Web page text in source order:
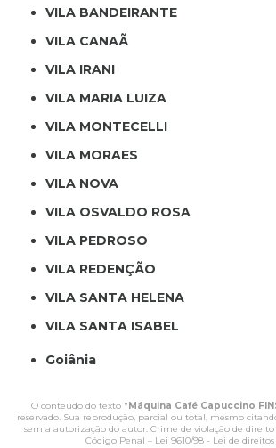
VILA BANDEIRANTE
VILA CANAÃ
VILA IRANI
VILA MARIA LUIZA
VILA MONTECELLI
VILA MORAES
VILA NOVA
VILA OSVALDO ROSA
VILA PEDROSO
VILA REDENÇÃO
VILA SANTA HELENA
VILA SANTA ISABEL
Goiânia
O conteúdo do texto " Máquina Café Capuccino
reservado. Sua reprodução, parcial ou total, mesmo
sem a autorização do autor. Crime de violação de
Código Penal – Lei 9610/98 - Lei de